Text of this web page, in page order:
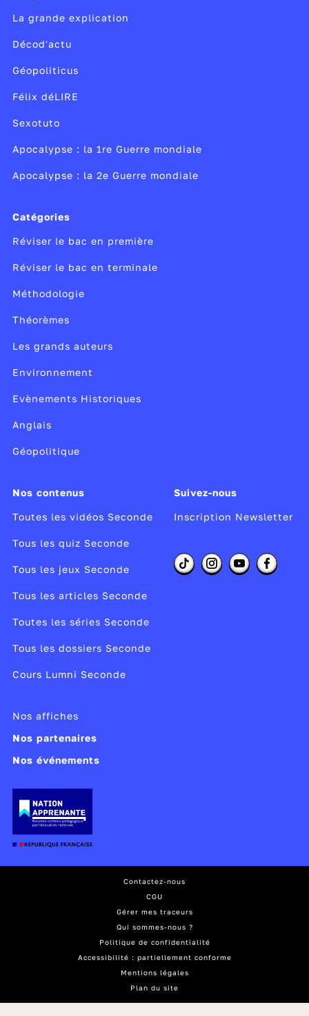
découvrent également deux nouvelles matières :
La grande explication
Décod'actu
Géopoliticus
Félix déLIRE
Sexotuto
Apocalypse : la 1re Guerre mondiale
Apocalypse : la 2e Guerre mondiale
Catégories
Réviser le bac en première
Réviser le bac en terminale
Méthodologie
Théorèmes
Les grands auteurs
Environnement
Evènements Historiques
Anglais
Géopolitique
Nos contenus
Toutes les vidéos Seconde
Tous les quiz Seconde
Tous les jeux Seconde
Tous les articles Seconde
Toutes les séries Seconde
Tous les dossiers Seconde
Cours Lumni Seconde
Suivez-nous
Inscription Newsletter
Nos affiches
Nos partenaires
Nos événements
Contactez-nous
CGU
Gérer mes traceurs
Qui sommes-nous ?
Politique de confidentialité
Accessibilité : partiellement conforme
Mentions légales
Plan du site